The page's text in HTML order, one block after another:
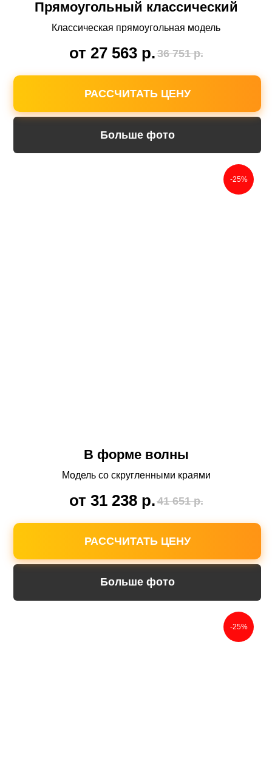
Прямоугольный классический
Классическая прямоугольная модель
от 27 563 р.36 751 р.
РАССЧИТАТЬ ЦЕНУ
Больше фото
-25%
В форме волны
Модель со скругленными краями
от 31 238 р.41 651 р.
РАССЧИТАТЬ ЦЕНУ
Больше фото
-25%